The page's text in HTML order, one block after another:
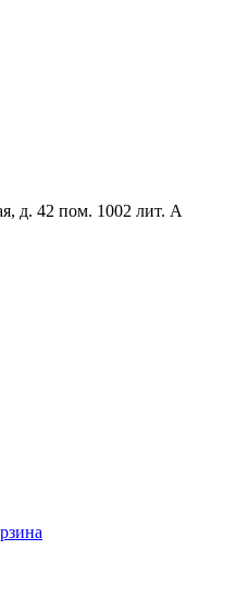
д. 42 пом. 1002 лит. А